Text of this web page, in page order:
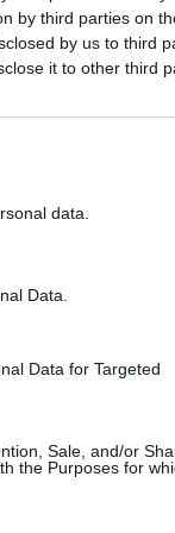
by third parties on
by us to third
it to other third
data.
Data.
Data for Targeted
Sale, and/or
the Purposes for
csoport és a brit
& Supply,
mért 36,0-ról.
tartozik, melynek